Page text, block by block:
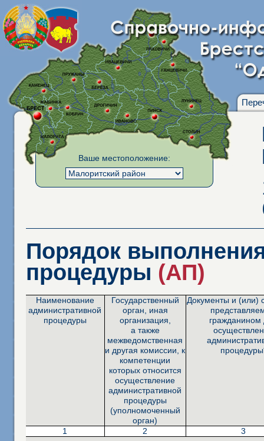
Ваше местоположение:
Порядок
процедуры (АП)
Наименование
административной
процедуры
Государственный
орган, иная
организация,
а также
межведомственная
и другая комиссии, к
компетенции
которых относится
осуществление
административной
процедуры
(уполномоченный
орган)
Документы и (или)
гражданином
1 2 3